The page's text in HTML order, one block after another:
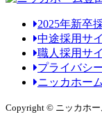
2025年新卒
中途採用サ
職人採用サ
プライバシ
ニッカホー
Copyright © ニッカホー